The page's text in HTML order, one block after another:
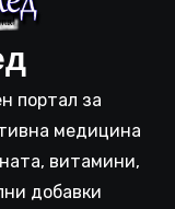
портал за
медицина
витамини,
добавки